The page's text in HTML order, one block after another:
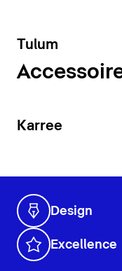
Tulum
Karree
Design
Excellence